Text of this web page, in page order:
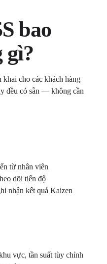
bao
gì?
cho các khách hàng
đều có sẵn — không cần
từ nhân viên
dõi tiến độ
nhận kết quả Kaizen
vực, tần suất tùy chỉnh